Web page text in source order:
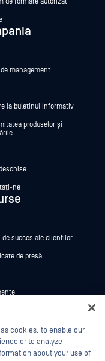
management
la buletinul informativ
produselor și
ne
de succes ale clienților
de presă
cookies, to enable our
or to analyze
about your use of
virtual assistant.
what's critical